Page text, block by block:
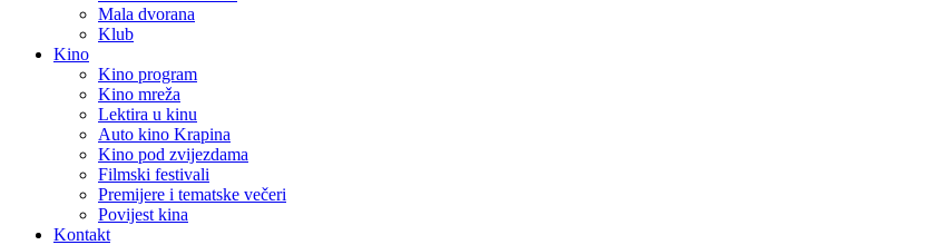
Mala dvorana
Klub
Kino
Kino program
Kino mreža
Lektira u kinu
Auto kino Krapina
Kino pod zvijezdama
Filmski festivali
Premijere i tematske večeri
Povijest kina
Kontakt